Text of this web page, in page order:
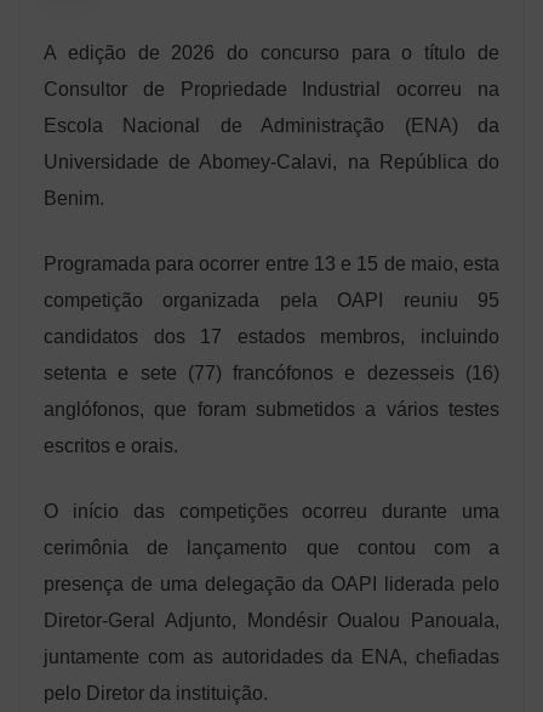
A edição de 2026 do concurso para o título de
Consultor de Propriedade Industrial ocorreu na
Escola Nacional de Administração (ENA) da
Universidade de Abomey-Calavi, na República do
Benim.
Programada para ocorrer entre 13 e 15 de maio, esta
competição organizada pela OAPI reuniu 95
candidatos dos 17 estados membros, incluindo
setenta e sete (77) francófonos e dezesseis (16)
anglófonos, que foram submetidos a vários testes
escritos e orais.
O início das competições ocorreu durante uma
cerimônia de lançamento que contou com a
presença de uma delegação da OAPI liderada pelo
Diretor-Geral Adjunto, Mondésir Oualou Panouala,
juntamente com as autoridades da ENA, chefiadas
pelo Diretor da instituição.